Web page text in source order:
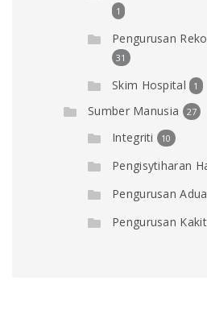
1
Pengurusan
31
Skim Hospital 1
Sumber Manusia 27
Integriti 10
Pengisytiharan
Pengurusan
Pengurusan